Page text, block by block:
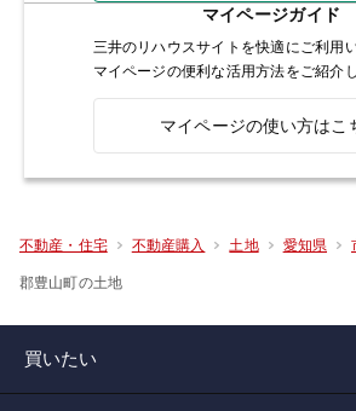
マイページガイド
三井のリハウスサイトを快適にご利用
マイページの便利な活用方法をご紹介
マイページの使い方はこ
不動産・住宅 不動産購入 土地 愛知県
郡豊山町の土地
買いたい